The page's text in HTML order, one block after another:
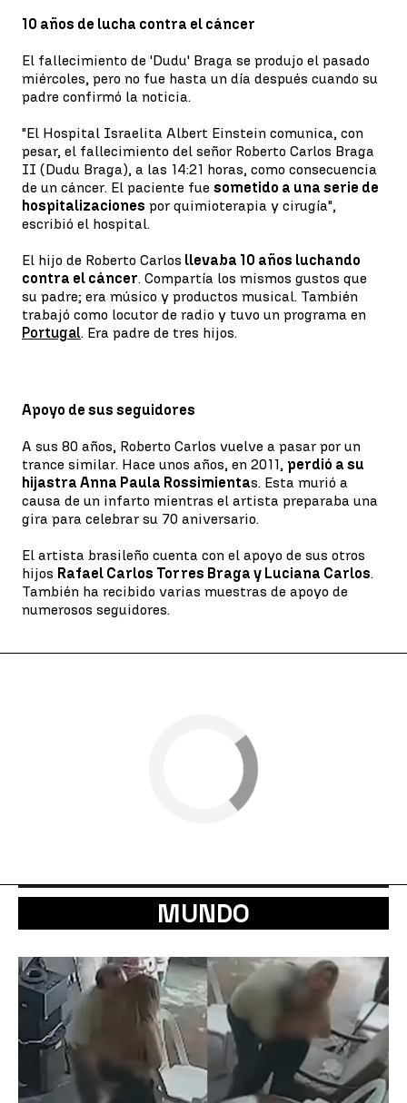
10 años de lucha contra el cáncer
El fallecimiento de 'Dudu' Braga se produjo el pasado
miércoles, pero no fue hasta un día después cuando su
padre confirmó la noticia.
"El Hospital Israelita Albert Einstein comunica, con
pesar, el fallecimiento del señor Roberto Carlos Braga
II (Dudu Braga), a las 14:21 horas, como consecuencia
de un cáncer. El paciente fue sometido a una serie de
hospitalizaciones por quimioterapia y cirugía",
escribió el hospital.
El hijo de Roberto Carlos llevaba 10 años luchando
contra el cáncer. Compartía los mismos gustos que
su padre; era músico y productos musical. También
trabajó como locutor de radio y tuvo un programa en
Portugal. Era padre de tres hijos.
Apoyo de sus seguidores
A sus 80 años, Roberto Carlos vuelve a pasar por un
trance similar. Hace unos años, en 2011, perdió a su
hijastra Anna Paula Rossimientas. Esta murió a
causa de un infarto mientras el artista preparaba una
gira para celebrar su 70 aniversario.
El artista brasileño cuenta con el apoyo de sus otros
hijos Rafael Carlos Torres Braga y Luciana Carlos.
También ha recibido varias muestras de apoyo de
numerosos seguidores.
MUNDO